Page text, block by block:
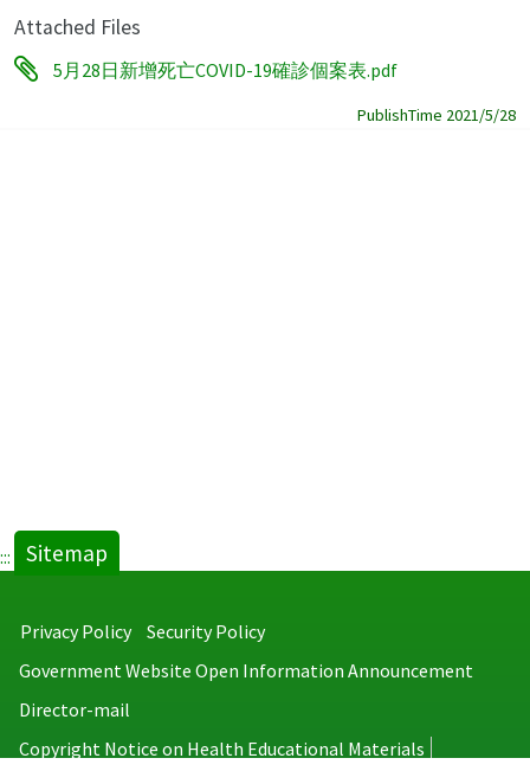
Attached Files
5月28日新增死亡COVID-19確診個案表.pdf
PublishTime 2021/5/28
::: Sitemap
Privacy Policy
Security Policy
Government Website Open Information Announcement
Director-mail
Copyright Notice on Health Educational Materials